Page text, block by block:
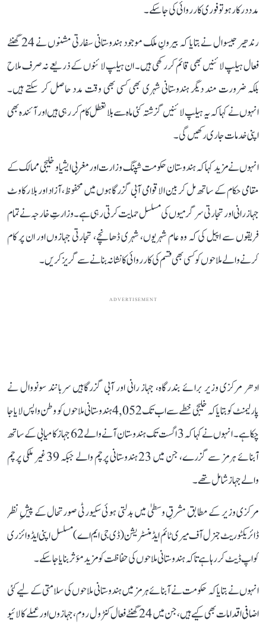
مدد درکار ہو تو فوری کارروائی کی جا سکے۔
رندھیر جیسوال نے بتایا کہ بیرونِ ملک موجود ہندوستانی سفارتی مشنوں نے 24 گھنٹے
فعال ہیلپ لائنیں بھی قائم کر رکھی ہیں۔ ان ہیلپ لائنوں کے ذریعے نہ صرف ملاح
بلکہ ضرورت مند دیگر ہندوستانی شہری بھی کسی بھی وقت مدد حاصل کر سکتے ہیں۔
انہوں نے کہا کہ یہ ہیلپ لائنیں گزشتہ کئی ماہ سے بلا تعطل کام کر رہی ہیں اور آئندہ بھی
اپنی خدمات جاری رکھیں گی۔
انہوں نے مزید کہا کہ ہندوستان حکومت شپنگ وزارت اور مغربی ایشیا و خلیجی ممالک کے
مقامی حکام کے ساتھ مل کر بین الاقوامی آبی گزرگاہوں میں محفوظ، آزاد اور بلا رکاوٹ
جہاز رانی اور تجارتی سرگرمیوں کی مسلسل حمایت کرتی رہی ہے۔ وزارتِ خارجہ نے تمام
فریقوں سے اپیل کی کہ وہ عام شہریوں، شہری ڈھانچے، تجارتی جہازوں اور ان پر کام
کرنے والے ملاحوں کو کسی بھی قسم کی کارروائی کا نشانہ بنانے سے گریز کریں۔
ADVERTISEMENT
ادھر مرکزی وزیر برائے بندرگاہ، جہاز رانی اور آبی گزرگاہیں سربانند سونووال نے
پارلیمنٹ کو بتایا کہ خلیجی خطے سے اب تک 4,052 ہندوستانی ملاحوں کو وطن واپس لایا جا
چکا ہے۔ انہوں نے کہا کہ 3 اگست تک ہندوستان آنے والے 62 جہاز کامیابی کے ساتھ
آبنائے ہرمز سے گزرے، جن میں 23 ہندوستانی پرچم والے جبکہ 39 غیر ملکی پرچم
والے جہاز شامل تھے۔
مرکزی وزیر کے مطابق مشرقِ وسطیٰ میں بدلتی ہوئی سکیورٹی صورتحال کے پیشِ نظر
ڈائریکٹوریٹ جنرل آف میری ٹائم ایڈمنسٹریشن (ڈی جی ایم اے) مسلسل اپنی ایڈوائزری
کو اپ ڈیٹ کر رہا ہے تاکہ ہندوستانی ملاحوں کی حفاظت کو مزید مؤثر بنایا جا سکے۔
انہوں نے بتایا کہ حکومت نے آبنائے ہرمز میں ہندوستانی ملاحوں کی سلامتی کے لیے کئی
اضافی اقدامات بھی کیے ہیں، جن میں 24 گھنٹے فعال کنٹرول روم، جہازوں اور عملے کا لائیو